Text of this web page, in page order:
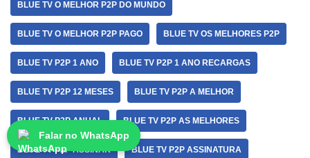
BLUE TV O MELHOR P2P DO MUNDO
BLUE TV O MELHOR P2P PAGO BLUE TV OS MELHORES P2P
BLUE TV P2P 1 ANO BLUE TV P2P 1 ANO RECARGAS
BLUE TV P2P 12 MESES BLUE TV P2P A MELHOR
BLUE TV P2P ANUAL BLUE TV P2P AS MELHORES
BLUE TV P2P ASSINAR BLUE TV P2P ASSINATURA
Falar no WhatsApp